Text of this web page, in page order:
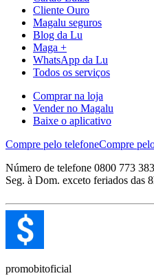
Cliente Ouro
Magalu seguros
Blog da Lu
Maga +
WhatsApp da Lu
Todos os serviços
Comprar na loja
Vender no Magalu
Baixe o aplicativo
Compre pelo telefoneCompre
Número de telefone 0800 773
Seg. à Dom. exceto feriados das
promobitoficial